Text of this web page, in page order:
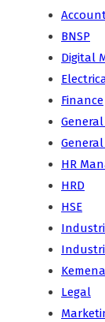
BNSP
Digital
Finance
HR
HRD
HSE
Legal